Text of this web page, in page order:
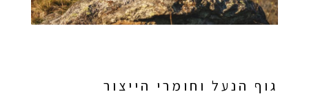
גוף הנעל וחומרי הייצור